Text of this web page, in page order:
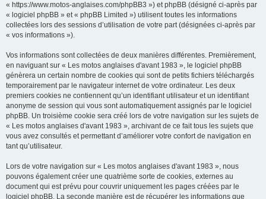
« https://www.motos-anglaises.com/phpBB3 ») et phpBB (désigné ci-après par
« logiciel phpBB » et « phpBB Limited ») utilisent toutes les informations
collectées lors des sessions d’utilisation de votre part (désignées ci-après par
« vos informations »).
Vos informations sont collectées de deux manières différentes. Premièrement,
en naviguant sur « Les motos anglaises d'avant 1983 », le logiciel phpBB
génèrera un certain nombre de cookies qui sont de petits fichiers téléchargés
temporairement par le navigateur internet de votre ordinateur. Les deux
premiers cookies ne contiennent qu’un identifiant utilisateur et un identifiant
anonyme de session qui vous sont automatiquement assignés par le logiciel
phpBB. Un troisième cookie sera créé lors de votre navigation sur les sujets de
« Les motos anglaises d'avant 1983 », archivant de ce fait tous les sujets que
vous avez consultés et permettant d’améliorer votre confort de navigation en
tant qu’utilisateur.
Lors de votre navigation sur « Les motos anglaises d'avant 1983 », nous
pouvons également créer une quatrième sorte de cookies, externes au
document qui est prévu pour couvrir uniquement les pages créées par le
logiciel phpBB. La seconde manière est de récupérer les informations que